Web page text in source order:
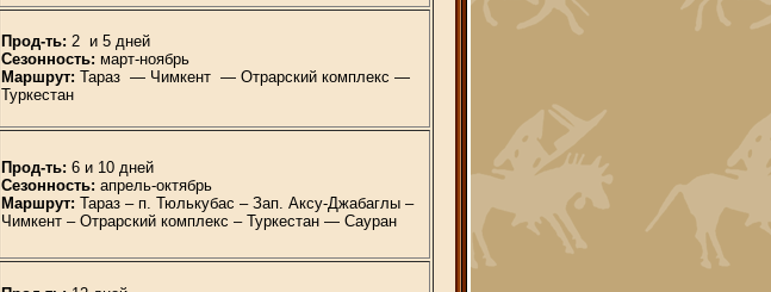
Прод-ть: 2 и 5 дней
Сезонность: март-ноябрь
Маршрут: Тараз — Чимкент — Отрарский комплекс —
Туркестан
Прод-ть: 6 и 10 дней
Сезонность: апрель-октябрь
Маршрут: Тараз – п. Тюлькубас – Зап. Аксу-Джабаглы –
Чимкент – Отрарский комплекс – Туркестан — Сауран